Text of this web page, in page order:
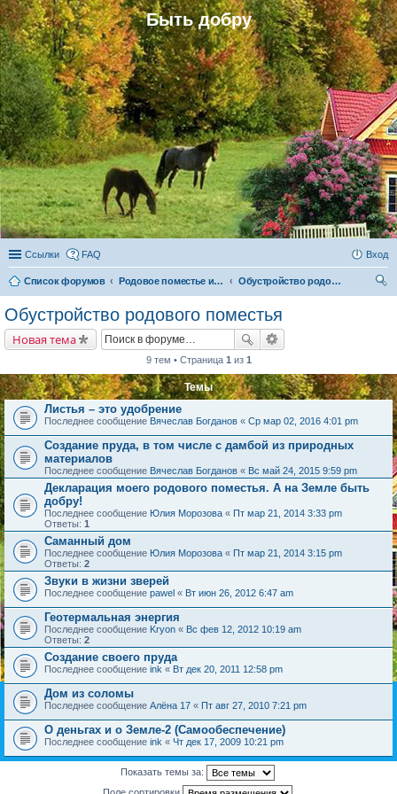
Быть добру
Ссылки FAQ Вход
Список форумов Родовое поместье и родовое поселение
Обустройство родового поместья
Обустройство родового поместья
Новая тема
9 тем • Страница 1 из 1
Темы
Листья – это удобрение
Последнее сообщение Вячеслав Богданов « Ср мар 02, 2016 4:01 pm
Создание пруда, в том числе с дамбой из природных
материалов
Последнее сообщение Вячеслав Богданов « Вс май 24, 2015 9:59 pm
Декларация моего родового поместья. А на Земле быть
добру!
Последнее сообщение Юлия Морозова « Пт мар 21, 2014 3:33 pm
Ответы: 1
Саманный дом
Последнее сообщение Юлия Морозова « Пт мар 21, 2014 3:15 pm
Ответы: 2
Звуки в жизни зверей
Последнее сообщение pawel « Вт июн 26, 2012 6:47 am
Геотермальная энергия
Последнее сообщение Kryon « Вс фев 12, 2012 10:19 am
Ответы: 2
Создание своего пруда
Последнее сообщение ink « Вт дек 20, 2011 12:58 pm
Дом из соломы
Последнее сообщение Алёна 17 « Пт авг 27, 2010 7:21 pm
О деньгах и о Земле-2 (Самообеспечение)
Последнее сообщение ink « Чт дек 17, 2009 10:21 pm
Показать темы за: